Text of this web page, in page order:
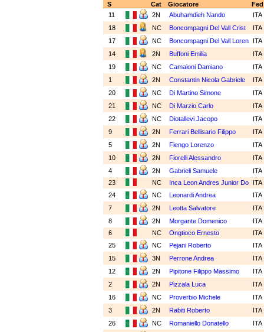
S Cat Giocatore
Fed
11
2N Abuhamdieh Nando
ITA
18
NC Boncompagni Del Vall Crist
ITA
17
NC Boncompagni Del Vall Loren
ITA
14
2N Buffoni Emilia
ITA
19
NC Camaioni Damiano
ITA
1
2N Constantin Nicola Gabriele
ITA
20
NC Di Martino Simone
ITA
21
NC Di Marzio Carlo
ITA
22
NC Diotallevi Jacopo
ITA
9
2N Ferrari Bellisario Filippo
ITA
5
2N Fiengo Lorenzo
ITA
10
2N Fiorelli Alessandro
ITA
4
2N Gabrieli Samuele
ITA
23
NC Inca Leon Andres Junior Do
ITA
24
NC Leonardi Andrea
ITA
7
2N Leotta Salvatore
ITA
8
2N Morgante Domenico
ITA
6
NC Ongtioco Ernesto
ITA
25
NC Pejani Roberto
ITA
15
3N Perrone Andrea
ITA
12
2N Pipitone Filippo Massimo
ITA
2
2N Pizzala Luca
ITA
16
NC Proverbio Michele
ITA
3
2N Rabiti Roberto
ITA
26
NC Romaniello Donatello
ITA